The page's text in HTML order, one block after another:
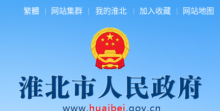
繁體 网站集群 我的淮北 加入收藏 网站地图